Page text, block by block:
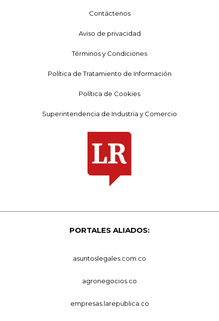
Contáctenos
Aviso de privacidad
Términos y Condiciones
Política de Tratamiento de Información
Política de Cookies
Superintendencia de Industria y Comercio
PORTALES ALIADOS:
asuntoslegales.com.co
agronegocios.co
empresas.larepublica.co